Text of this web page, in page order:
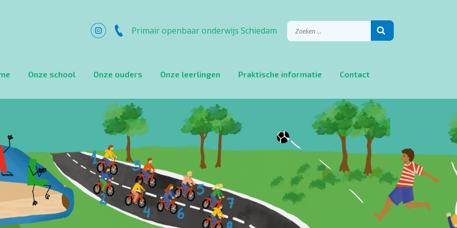
Primair openbaar onderwijs Schiedam
Onze school Onze ouders Onze leerlingen Praktische informatie Contact